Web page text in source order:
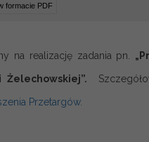
formacie PDF
na realizację zadania pn. „
Przetargów.